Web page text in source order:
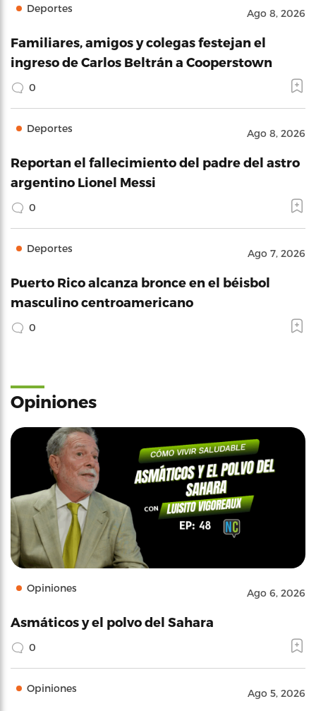
Deportes Ago 8, 2026
Familiares, amigos y colegas festejan el
ingreso de Carlos Beltrán a Cooperstown
0
Deportes Ago 8, 2026
Reportan el fallecimiento del padre del astro
argentino Lionel Messi
0
Deportes Ago 7, 2026
Puerto Rico alcanza bronce en el béisbol
masculino centroamericano
0
Opiniones
Opiniones Ago 6, 2026
Asmáticos y el polvo del Sahara
0
Opiniones Ago 5, 2026